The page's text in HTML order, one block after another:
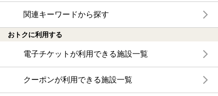
関連キーワードから探す
おトクに利用する
電子チケットが利用できる施設一覧
クーポンが利用できる施設一覧